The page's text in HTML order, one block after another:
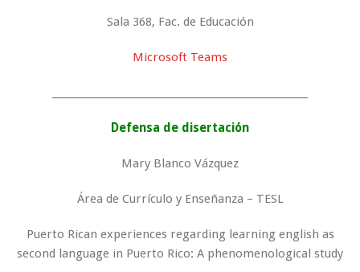
Sala 368, Fac. de Educación
Microsoft Teams
Defensa de disertación
Mary Blanco Vázquez
Área de Currículo y Enseñanza – TESL
Puerto Rican experiences regarding learning english as
second language in Puerto Rico: A phenomenological study